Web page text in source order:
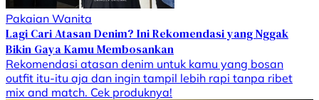
Pakaian Wanita
Lagi Cari Atasan Denim? Ini Rekomendasi yang Nggak
Bikin Gaya Kamu Membosankan
Rekomendasi atasan denim untuk kamu yang bosan
outfit itu-itu aja dan ingin tampil lebih rapi tanpa ribet
mix and match. Cek produknya!